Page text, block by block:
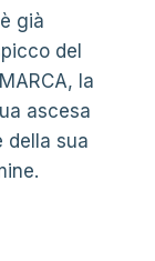
già
del
la
ascesa
della sua